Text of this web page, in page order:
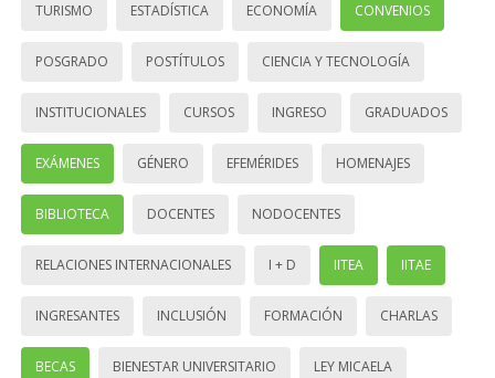
TURISMO ESTADÍSTICA ECONOMÍA CONVENIOS
POSGRADO POSTÍTULOS CIENCIA Y TECNOLOGÍA
INSTITUCIONALES CURSOS INGRESO GRADUADOS
EXÁMENES GÉNERO EFEMÉRIDES HOMENAJES
BIBLIOTECA DOCENTES NODOCENTES
RELACIONES INTERNACIONALES I + D IITEA IITAE
INGRESANTES INCLUSIÓN FORMACIÓN CHARLAS
BECAS BIENESTAR UNIVERSITARIO LEY MICAELA